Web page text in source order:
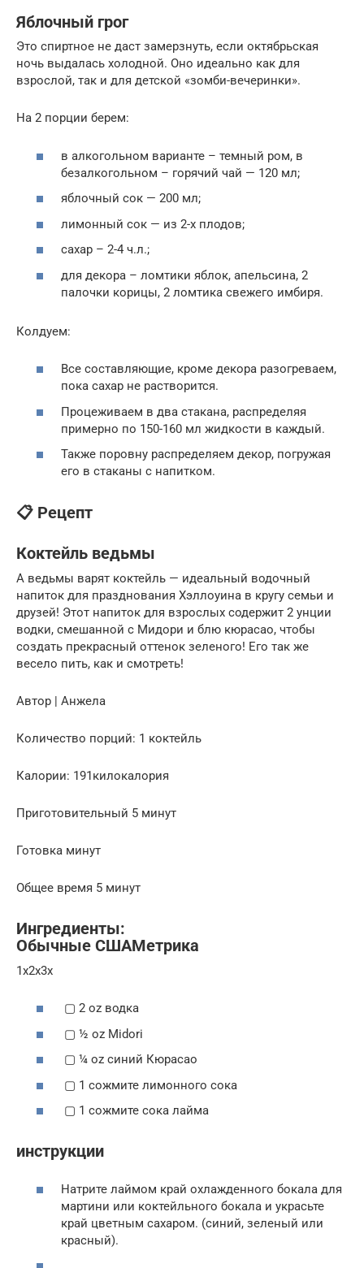
Яблочный грог
Это спиртное не даст замерзнуть, если октябрьская
ночь выдалась холодной. Оно идеально как для
взрослой, так и для детской «зомби-вечеринки».
На 2 порции берем:
в алкогольном варианте – темный ром, в
безалкогольном – горячий чай — 120 мл;
яблочный сок — 200 мл;
лимонный сок — из 2-х плодов;
сахар – 2-4 ч.л.;
для декора – ломтики яблок, апельсина, 2
палочки корицы, 2 ломтика свежего имбиря.
Колдуем:
Все составляющие, кроме декора разогреваем,
пока сахар не растворится.
Процеживаем в два стакана, распределяя
примерно по 150-160 мл жидкости в каждый.
Также поровну распределяем декор, погружая
его в стаканы с напитком.
📋 Рецепт
Коктейль ведьмы
A ведьмы варят коктейль — идеальный водочный
напиток для празднования Хэллоуина в кругу семьи и
друзей! Этот напиток для взрослых содержит 2 унции
водки, смешанной с Мидори и блю кюрасао, чтобы
создать прекрасный оттенок зеленого! Его так же
весело пить, как и смотреть!
Автор | Анжела
Количество порций: 1 коктейль
Калории: 191килокалория
Приготовительный 5 минут
Готовка минут
Общее время 5 минут
Ингредиенты:
Обычные СШАМетрика
1x2x3x
▢ 2 oz водка
▢ ½ oz Midori
▢ ¼ oz синий Кюрасао
▢ 1 сожмите лимонного сока
▢ 1 сожмите сока лайма
инструкции
Натрите лаймом край охлажденного бокала для
мартини или коктейльного бокала и украсьте
край цветным сахаром. (синий, зеленый или
красный).